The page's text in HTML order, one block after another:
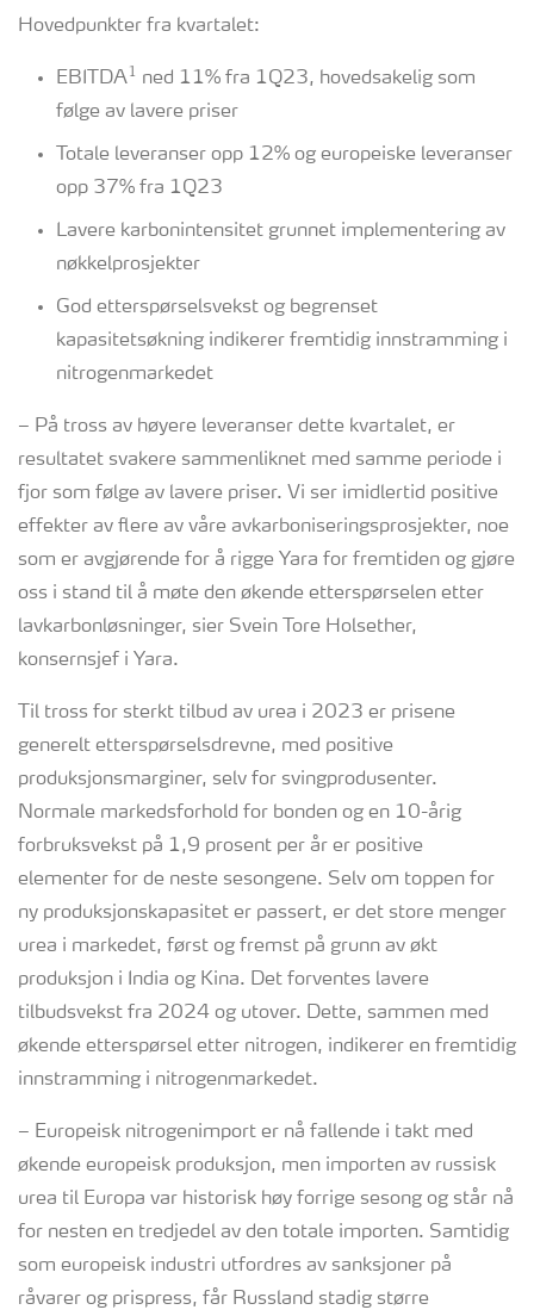
Hovedpunkter fra kvartalet:
EBITDA1 ned 11% fra 1Q23, hovedsakelig som
følge av lavere priser
Totale leveranser opp 12% og europeiske leveranser
opp 37% fra 1Q23
Lavere karbonintensitet grunnet implementering av
nøkkelprosjekter
God etterspørselsvekst og begrenset
kapasitetsøkning indikerer fremtidig innstramming i
nitrogenmarkedet
– På tross av høyere leveranser dette kvartalet, er
resultatet svakere sammenliknet med samme periode i
fjor som følge av lavere priser. Vi ser imidlertid positive
effekter av flere av våre avkarboniseringsprosjekter, noe
som er avgjørende for å rigge Yara for fremtiden og gjøre
oss i stand til å møte den økende etterspørselen etter
lavkarbonløsninger, sier Svein Tore Holsether,
konsernsjef i Yara.
Til tross for sterkt tilbud av urea i 2023 er prisene
generelt etterspørselsdrevne, med positive
produksjonsmarginer, selv for svingprodusenter.
Normale markedsforhold for bonden og en 10-årig
forbruksvekst på 1,9 prosent per år er positive
elementer for de neste sesongene. Selv om toppen for
ny produksjonskapasitet er passert, er det store menger
urea i markedet, først og fremst på grunn av økt
produksjon i India og Kina. Det forventes lavere
tilbudsvekst fra 2024 og utover. Dette, sammen med
økende etterspørsel etter nitrogen, indikerer en fremtidig
innstramming i nitrogenmarkedet.
– Europeisk nitrogenimport er nå fallende i takt med
økende europeisk produksjon, men importen av russisk
urea til Europa var historisk høy forrige sesong og står nå
for nesten en tredjedel av den totale importen. Samtidig
som europeisk industri utfordres av sanksjoner på
råvarer og prispress, får Russland stadig større